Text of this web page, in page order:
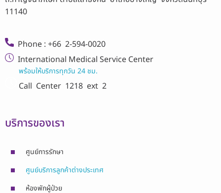
11140
Phone : +66 2-594-0020
International Medical Service Center
พร้อมให้บริการทุกวัน 24 ชม.
Call Center 1218 ext 2
บริการของเรา
ศูนย์การรักษา
ศูนย์บริการลูกค้าต่างประเทศ
ห้องพักผู้ป่วย